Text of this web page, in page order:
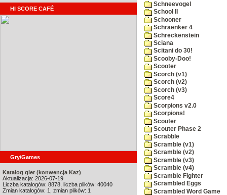
HI SCORE CAFÉ
Gry/Games
Katalog gier (konwencja Kaz)
Aktualizacja: 2026-07-19
Liczba katalogów: 8878, liczba plików: 40040
Zmian katalogów: 1, zmian plików: 1
Schneevogel
School II
Schooner
Schraenker 4
Schreckenstein
Sciana
Scitani do 30!
Scooby-Doo!
Scooter
Scorch (v1)
Scorch (v2)
Scorch (v3)
Score4
Scorpions v2.0
Scorpions!
Scouter
Scouter Phase 2
Scrabble
Scramble (v1)
Scramble (v2)
Scramble (v3)
Scramble (v4)
Scramble Fighter
Scrambled Eggs
Scrambled Word Game